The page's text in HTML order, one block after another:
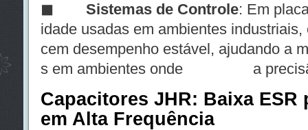
◼ Sistemas de Controle: Em
idade usadas em ambientes
cem desempenho estável, ajudando a
s em ambientes onde a
Capacitores JHR: Baixa
em Alta Frequência